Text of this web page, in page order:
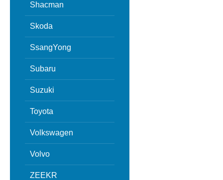
Shacman
Skoda
SsangYong
Subaru
Suzuki
Toyota
Volkswagen
Volvo
ZEEKR